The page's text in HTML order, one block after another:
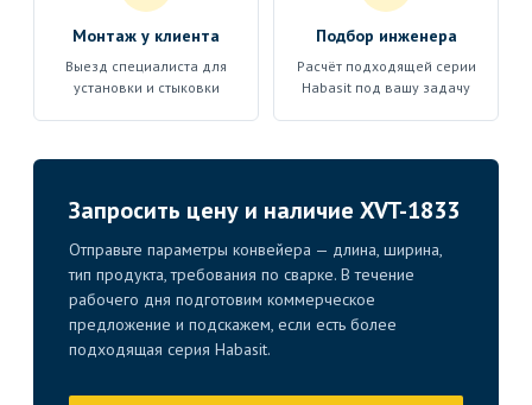
Монтаж у клиента
Выезд специалиста для
установки и стыковки
Подбор инженера
Расчёт подходящей серии
Habasit под вашу задачу
Запросить цену и наличие XVT-1833
Отправьте параметры конвейера — длина, ширина,
тип продукта, требования по сварке. В течение
рабочего дня подготовим коммерческое
предложение и подскажем, если есть более
подходящая серия Habasit.